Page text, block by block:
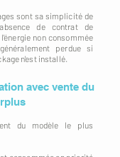
sont sa simplicité de
de contrat de
non consommée
perdue si
n'est installé.
avec vente du
du modèle le plus